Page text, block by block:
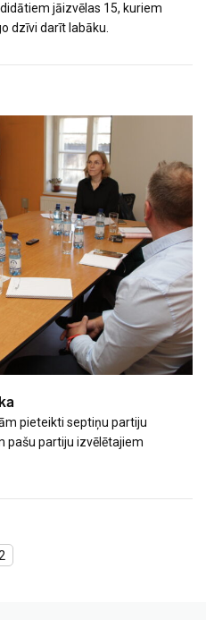
jāizvēlas 15, kuriem
dzīvi darīt labāku.
pieteikti septiņu partiju
pašu partiju izvēlētajiem